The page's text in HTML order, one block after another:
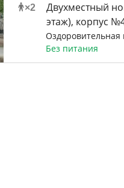
×2
Двухместный
этаж), корпус
Оздоровительная
Без питания